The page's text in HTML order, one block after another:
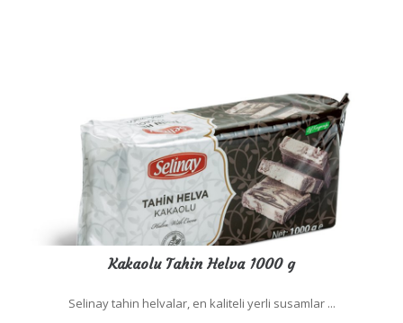
Kakaolu Tahin Helva 1000 g
Selinay tahin helvalar, en kaliteli yerli susamlar ...